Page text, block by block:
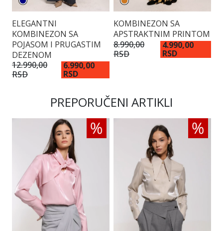
ELEGANTNI
KOMBINEZON SA
POJASOM I PRUGASTIM
DEZENOM
12.990,00
RSD
6.990,00
RSD
KOMBINEZON SA
APSTRAKTNIM PRINTOM
8.990,00
RSD
4.990,00
RSD
PREPORUČENI ARTIKLI